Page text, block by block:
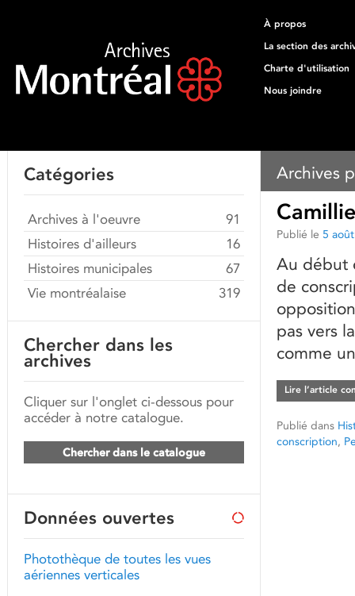
À propos
La section des
Charte d'utilisation
Nous joindre
Archives
Publié le 5
Au début
de
pas vers
comme
Lire l’article
Publié dans
conscription,
Catégories
Archives à l'oeuvre
91
Histoires d'ailleurs
16
Histoires municipales
67
Vie montréalaise
319
Chercher dans les
archives
Cliquer sur l'onglet ci-dessous pour
accéder à notre catalogue.
Chercher dans le catalogue
Données ouvertes
Photothèque de toutes les vues
aériennes verticales